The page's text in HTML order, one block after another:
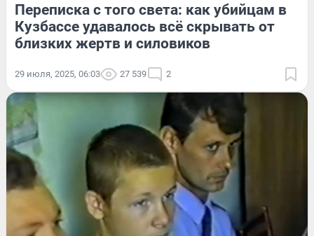
Переписка с того света: как убийцам в
Кузбассе удавалось всё скрывать от
близких жертв и силовиков
29 июля, 2025, 06:03 27 539 2